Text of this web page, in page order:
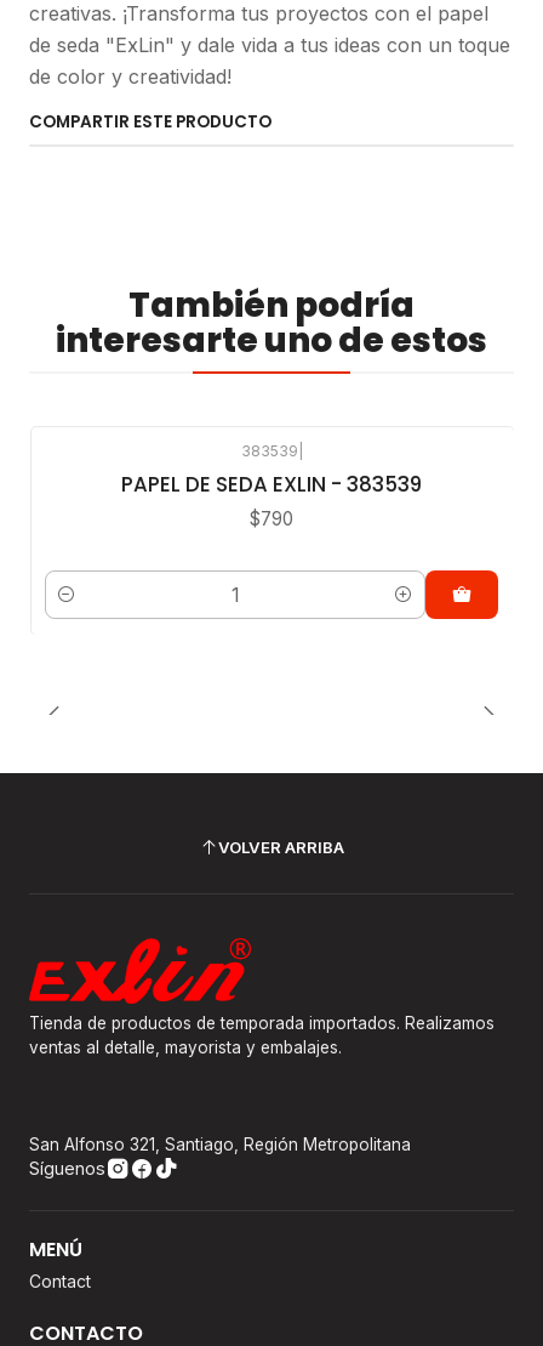
creativas. ¡Transforma tus proyectos con el papel
de seda "ExLin" y dale vida a tus ideas con un toque
de color y creatividad!
COMPARTIR ESTE PRODUCTO
También podría
interesarte uno de estos
383539
PAPEL DE SEDA EXLIN - 383539
$790
Cantidad
VOLVER ARRIBA
Tienda de productos de temporada importados. Realizamos
ventas al detalle, mayorista y embalajes.
San Alfonso 321, Santiago, Región Metropolitana
Síguenos
MENÚ
Contact
CONTACTO